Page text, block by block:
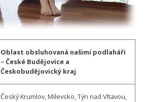
Oblast obsluhovaná našimi podlaháři
– České Budějovice a
Českobudějovický kraj
Český Krumlov, Milevsko, Týn nad Vltavou,